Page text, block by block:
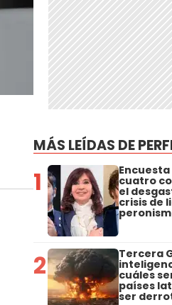
MÁS LEÍDAS DE
1 cuatro
el
crisis de
2 Tercera
cuáles
países
ser